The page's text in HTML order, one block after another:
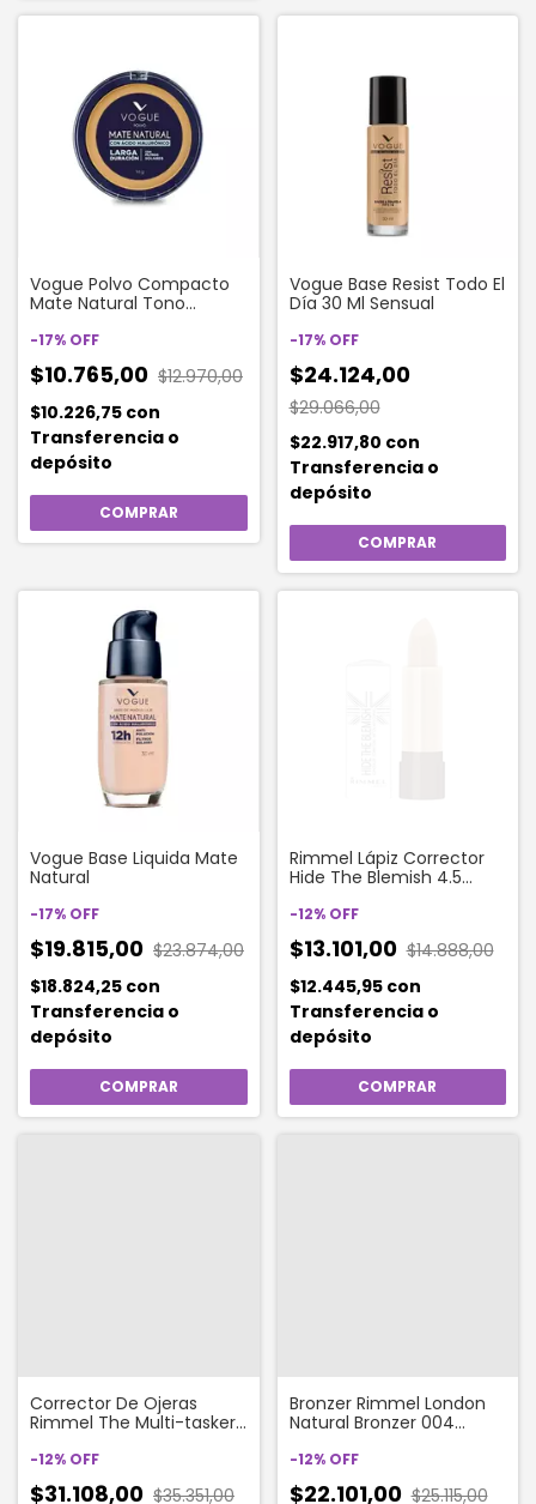
Vogue Polvo Compacto
Mate Natural Tono
-17% OFF
$10.765,00 $12.970,00
$10.226,75 con
Transferencia o
depósito
Vogue Base Resist Todo El
Día 30 Ml Sensual
-17% OFF
$24.124,00
$29.066,00
$22.917,80 con
Transferencia o
depósito
Vogue Base Liquida Mate
Natural
-17% OFF
$19.815,00 $23.874,00
$18.824,25 con
Transferencia o
depósito
Rimmel Lápiz Corrector
Hide The Blemish 4.5
-12% OFF
$13.101,00 $14.888,00
$12.445,95 con
Transferencia o
depósito
Corrector De Ojeras
Rimmel The Multi-tasker
Light
-12% OFF
$31.108,00 $35.351,00
Bronzer Rimmel London
Natural Bronzer 004
-12% OFF
$22.101,00 $25.115,00